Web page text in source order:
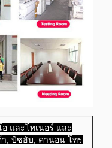
และโทเนอร์ และ
า, บิซฮับ, คานอน โทร